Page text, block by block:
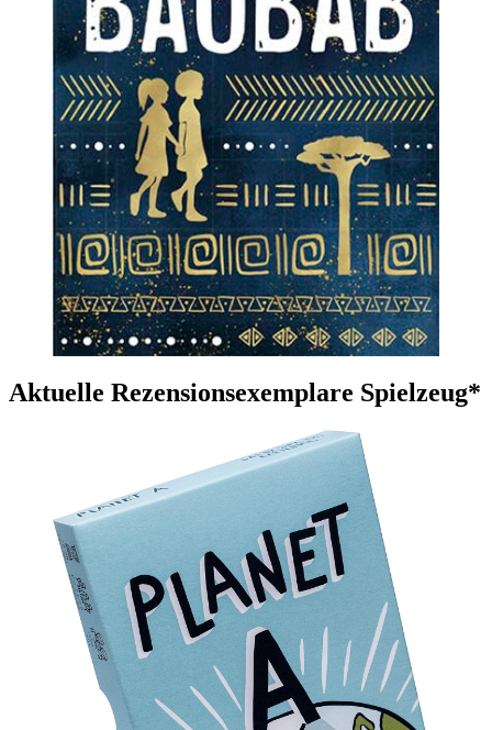
Aktuelle Rezensionsexemplare Spielzeug*